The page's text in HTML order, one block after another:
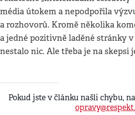
média útokem a nepodpořila
a rozhovorů. Kromě několika
a jedné pozitivně laděné stránky
nestalo nic. Ale třeba je na skepsi
Pokud jste v článku našli chybu,